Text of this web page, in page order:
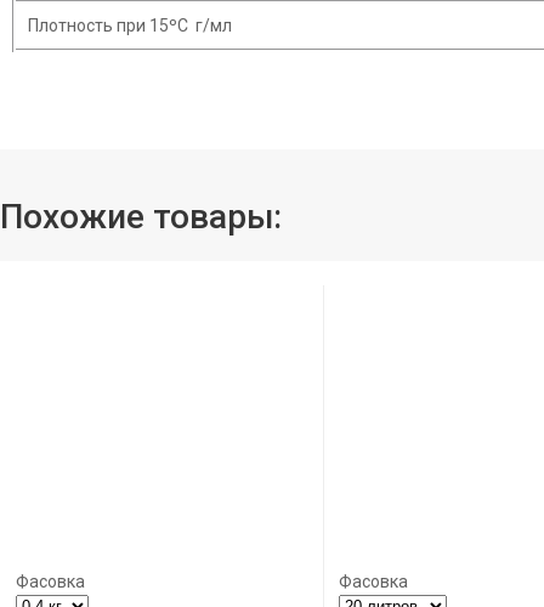
Плотность при 15ºС г/мл
Похожие товары:
Фасовка Фасовка